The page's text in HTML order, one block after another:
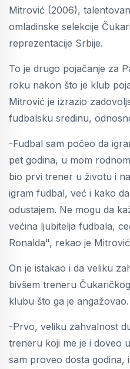
Mitrović (2006),
omladinske selekcije
reprezentacije Srbije.
To je drugo pojačanje za
roku nakon što je klub
Mitrović je izrazio
fudbalsku sredinu,
-Fudbal sam počeo da
pet godina, u mom
bio prvi trener u životu i
igram fudbal, već i kako
odustajem. Ne mogu da
većina ljubitelja fudbala,
Ronalda", rekao je
On je istakao i da veliku
bivšem treneru
klubu što ga je angažovao.
-Prvo, veliku zahvalnost
treneru koji me je i doveo
sam proveo dosta godina,